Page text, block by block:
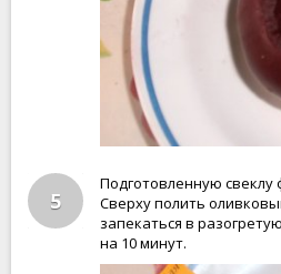
5
Подготовленную
Сверху полить
запекаться в
на 10 минут.